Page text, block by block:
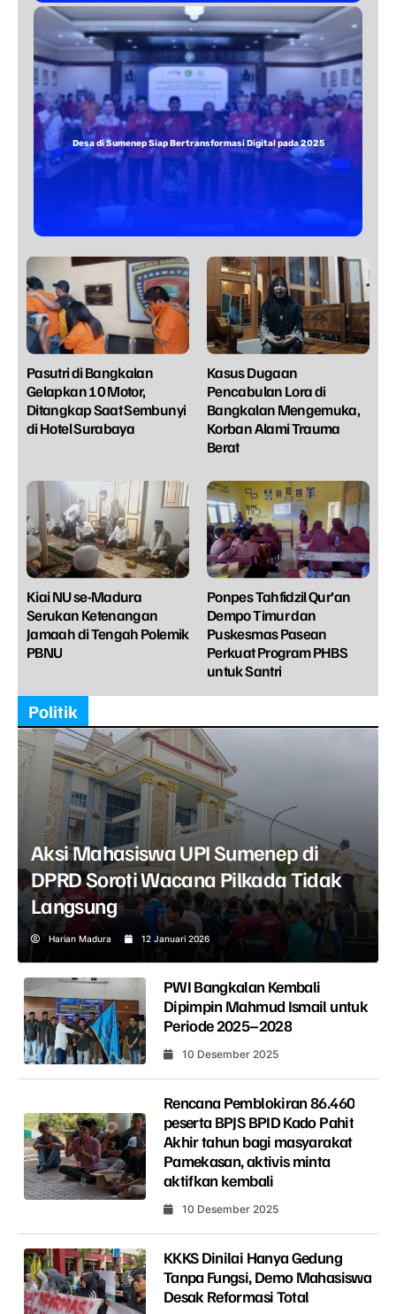
Pasutri di Bangkalan
Gelapkan 10 Motor,
Ditangkap Saat Sembunyi
di Hotel Surabaya
Kasus Dugaan
Pencabulan Lora di
Bangkalan Mengemuka,
Korban Alami Trauma
Berat
Kiai NU se-Madura
Serukan Ketenangan
Jamaah di Tengah Polemik
PBNU
Ponpes Tahfidzil Qur’an
Dempo Timur dan
Puskesmas Pasean
Perkuat Program PHBS
untuk Santri
Desa di Sumenep Siap Bertransformasi Digital pada 2025
Politik
Aksi Mahasiswa UPI Sumenep di
DPRD Soroti Wacana Pilkada Tidak
Langsung
Harian Madura 12 Januari 2026
PWI Bangkalan Kembali
Dipimpin Mahmud Ismail untuk
Periode 2025–2028
10 Desember 2025
Rencana Pemblokiran 86.460
peserta BPJS BPID Kado Pahit
Akhir tahun bagi masyarakat
Pamekasan, aktivis minta
aktifkan kembali
10 Desember 2025
KKKS Dinilai Hanya Gedung
Tanpa Fungsi, Demo Mahasiswa
Desak Reformasi Total